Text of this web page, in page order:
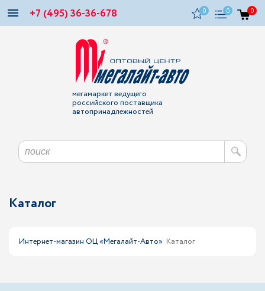
+7 (495) 36-36-678 0 0 0
мегамаркет ведущего
российского поставщика
автопринадлежностей
Каталог
Интернет-магазин ОЦ «Мегалайт-Авто» Каталог